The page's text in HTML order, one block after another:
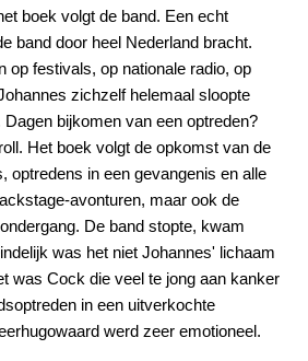
boek volgt de band. Een echt
band door heel Nederland bracht.
op festivals, op nationale radio, op
zichzelf helemaal sloopte
bijkomen van een optreden?
Het boek volgt de opkomst van de
optredens in een gevangenis en alle
avonturen, maar ook de
De band stopte, kwam
was het niet Johannes' lichaam
was Cock die veel te jong aan kanker
in een uitverkochte
werd zeer emotioneel.